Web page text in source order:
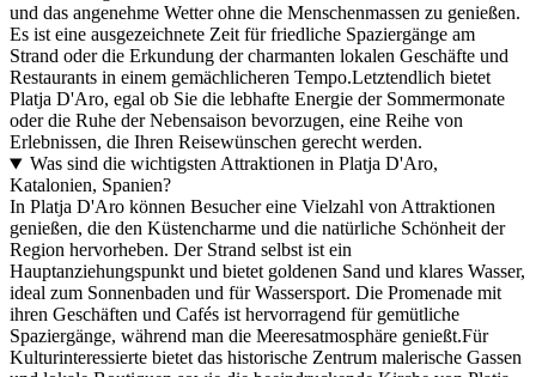
und das angenehme Wetter ohne die Menschenmassen zu genießen.
Es ist eine ausgezeichnete Zeit für friedliche Spaziergänge am
Strand oder die Erkundung der charmanten lokalen Geschäfte und
Restaurants in einem gemächlicheren Tempo.Letztendlich bietet
Platja D'Aro, egal ob Sie die lebhafte Energie der Sommermonate
oder die Ruhe der Nebensaison bevorzugen, eine Reihe von
Erlebnissen, die Ihren Reisewünschen gerecht werden.
Was sind die wichtigsten Attraktionen in Platja D'Aro,
Katalonien, Spanien?
In Platja D'Aro können Besucher eine Vielzahl von Attraktionen
genießen, die den Küstencharme und die natürliche Schönheit der
Region hervorheben. Der Strand selbst ist ein
Hauptanziehungspunkt und bietet goldenen Sand und klares Wasser,
ideal zum Sonnenbaden und für Wassersport. Die Promenade mit
ihren Geschäften und Cafés ist hervorragend für gemütliche
Spaziergänge, während man die Meeresatmosphäre genießt.Für
Kulturinteressierte bietet das historische Zentrum malerische Gassen